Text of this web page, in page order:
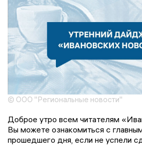
© ООО "Региональные новости"
Доброе утро всем читателям
Вы можете ознакомиться с
прошедшего дня, если не успели